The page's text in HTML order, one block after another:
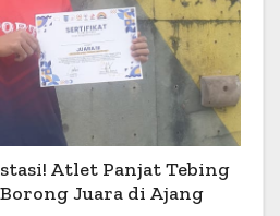
Atlet Panjat Tebing
Juara di Ajang